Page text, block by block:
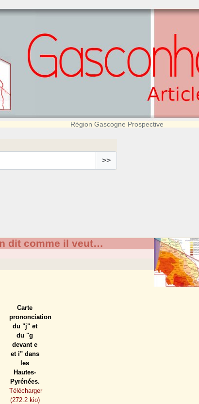
Région Gascogne Prospective
>>
dit comme il veut…
Carte
prononciation
du "j" et
du "g
devant e
et i" dans
les
Hautes-
Pyrénées.
Télécharger
(272.2 kio)